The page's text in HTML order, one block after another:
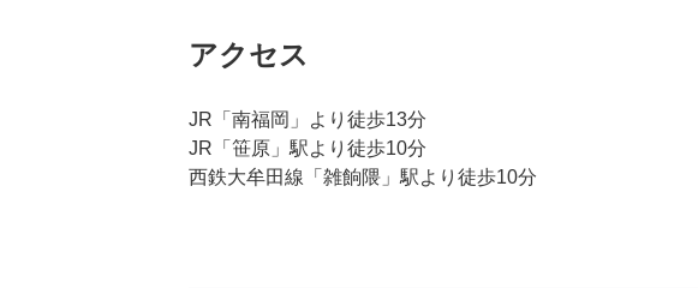
アクセス
JR「南福岡」より徒歩13分
JR「笹原」駅より徒歩10分
西鉄大牟田線「雑餉隈」駅より徒歩10分